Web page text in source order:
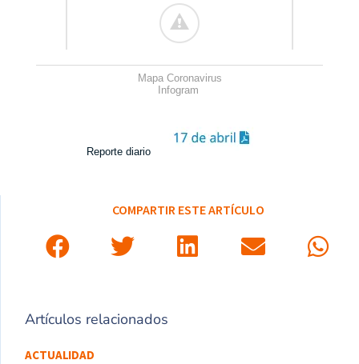
Mapa Coronavirus
Infogram
Reporte diario
COMPARTIR ESTE ARTÍCULO
Artículos relacionados
ACTUALIDAD